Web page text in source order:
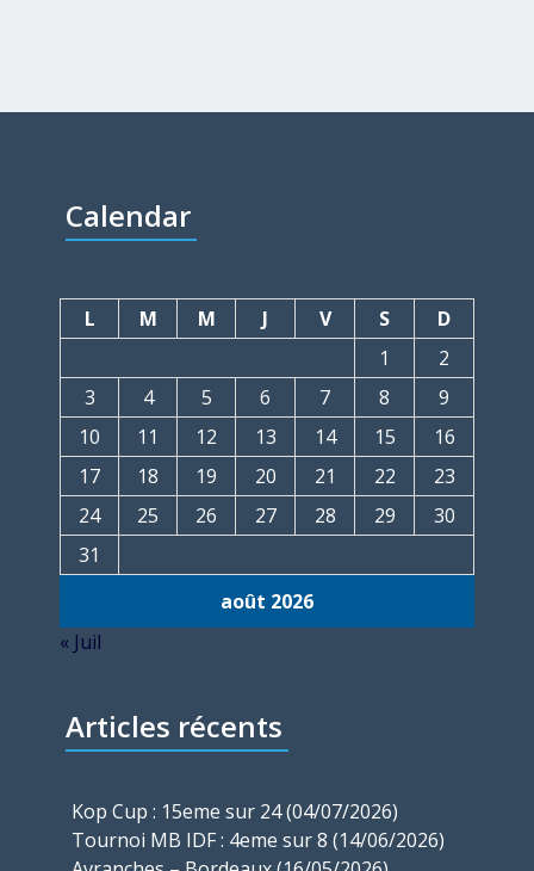
Calendar
août 2026
L M M J V S
D
1
2
3
4 5 6 7 8
9
10
11 12 13 14 15
16
17
18 19 20 21 22
23
24
25 26 27 28 29
30
31
« Juil
Articles récents
Kop Cup : 15eme sur 24 (04/07/2026)
Tournoi MB IDF : 4eme sur 8 (14/06/2026)